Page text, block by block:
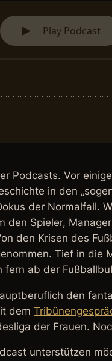
Podcasts. Vor
in den
der Normalfall.
den Spieler,
den Krisen des
Tief in die
ab der
den
dem
der Frauen.
unterstützen